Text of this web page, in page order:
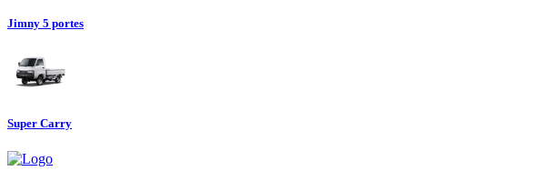
Jimny 5 portes
Super Carry